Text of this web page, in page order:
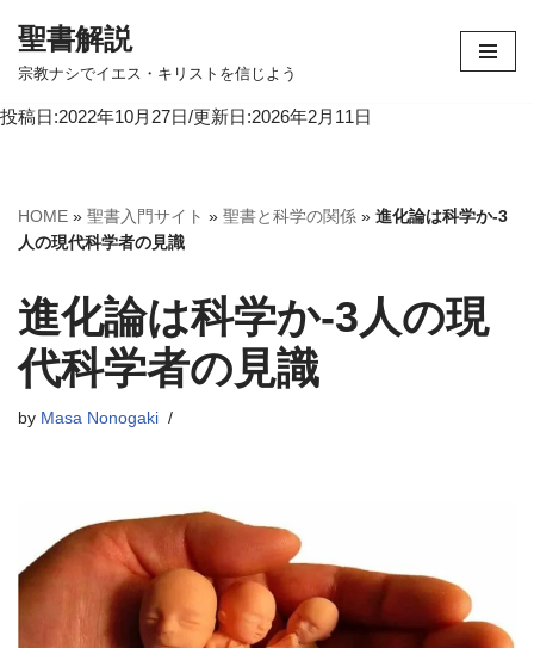
コ
テ
へ
ス
ッ
プ
聖書解説
宗教ナシでイエス・キリストを信じよう
投稿日:2022年10月27日/更新日:2026年2月11日
HOME » 聖書入門サイト » 聖書と科学の関係 » 進化論は科学か-3
人の現代科学者の見識
進化論は科学か-3人の現
代科学者の見識
by Masa Nonogaki